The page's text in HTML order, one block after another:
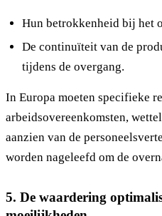
Hun betrokkenheid bij het
De continuïteit van de
tijdens de overgang.
In Europa moeten specifieke
arbeidsovereenkomsten,
aanzien van de
worden nageleefd om de
5. De waardering